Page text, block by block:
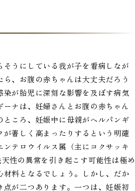
うにしている我が子を看病しなが
、お腹の赤ちゃんは大丈夫だろう
が胎児に深刻な影響を及ぼす病気
ナは、妊婦さんとお腹の赤ちゃん
ころ、妊娠中に母親がヘルパンギ
著しく高まったりするという明確
テロウイルス属（主にコクサッキ
性の異常を引き起こす可能性は極め
料となるでしょう。しかし、だか
が二つあります。一つは、妊娠初